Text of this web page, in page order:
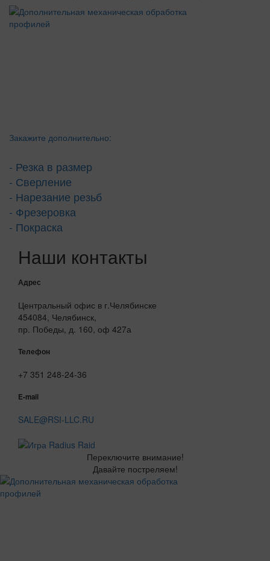
Закажите дополнительно:
- Резка в размер
- Сверление
- Нарезание резьб
- Фрезеровка
- Покраска
Наши контакты
Адрес
Центральный офис в г.Челябинске
454084, Челябинск,
пр. Победы, д. 160, оф 427а
Телефон
+7 351 248-24-36
E-mail
SALE@RSI-LLC.RU
Переключите внимание!
Давайте постреляем!